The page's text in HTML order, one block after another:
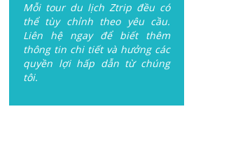
Mỗi tour du lịch Ztrip đều có
thể tùy chỉnh theo yêu cầu.
Liên hệ ngay để biết thêm
thông tin chi tiết và hưởng các
quyền lợi hấp dẫn từ chúng
tôi.